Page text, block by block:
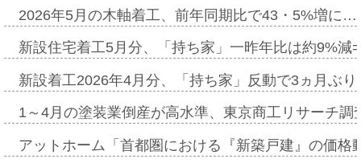
2026年5月の木軸着工、前年同期比で43・5%増に…
新設住宅着工5月分、「持ち家」一昨年比は約9%
新設着工2026年4月分、「持ち家」反動で3ヵ月ぶ
1～4月の塗装業倒産が高水準、東京商工リサーチ
アットホーム「首都圏における『新築戸建』の価